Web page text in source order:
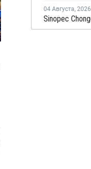
04 Августа, 2026